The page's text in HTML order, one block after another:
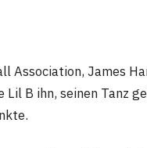
Association, James
B ihn, seinen Tanz